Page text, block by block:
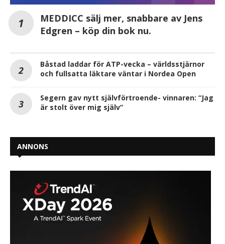
MEDDICC sälj mer, snabbare av Jens
Edgren – köp din bok nu.
Båstad laddar för ATP-vecka – världsstjärnor
och fullsatta läktare väntar i Nordea Open
Segern gav nytt självförtroende- vinnaren: “Jag
är stolt över mig själv”
ANNONS